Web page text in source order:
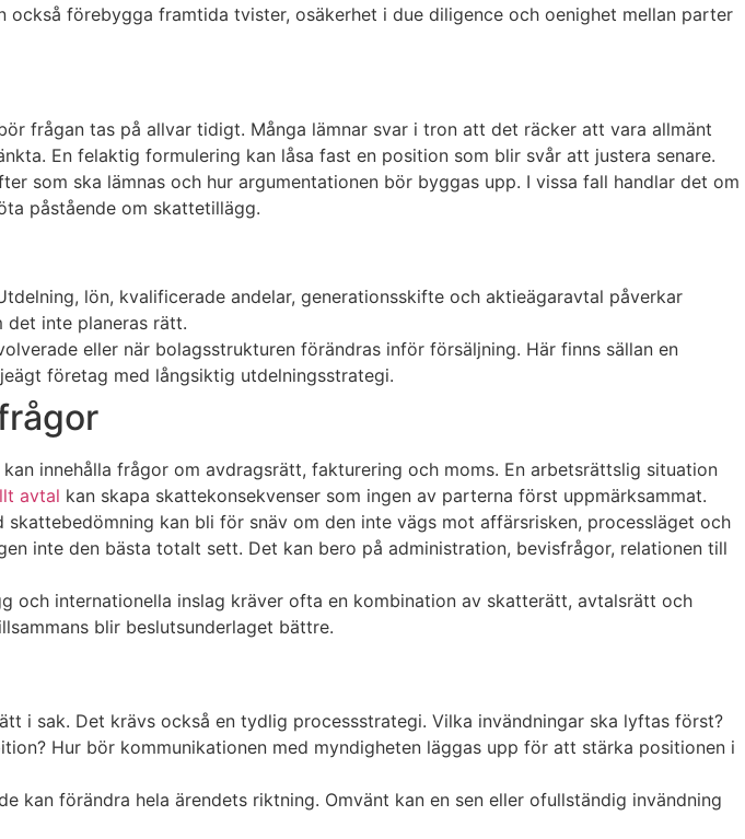
förebygga framtida tvister, osäkerhet i due diligence och oenighet mellan parter
frågan tas på allvar tidigt. Många lämnar svar i tron att det räcker att vara allmänt
En felaktig formulering kan låsa fast en position som blir svår att justera senare.
som ska lämnas och hur argumentationen bör byggas upp. I vissa fall handlar det om
påstående om skattetillägg.
lön, kvalificerade andelar, generationsskifte och aktieägaravtal påverkar
inte planeras rätt.
eller när bolagsstrukturen förändras inför försäljning. Här finns sällan en
företag med långsiktig utdelningsstrategi.
innehålla frågor om avdragsrätt, fakturering och moms. En arbetsrättslig situation
avtal kan skapa skattekonsekvenser som ingen av parterna först uppmärksammat.
kan bli för snäv om den inte vägs mot affärsrisken, processläget och
inte den bästa totalt sett. Det kan bero på administration, bevisfrågor, relationen till
och internationella inslag kräver ofta en kombination av skatterätt, avtalsrätt och
blir beslutsunderlaget bättre.
i sak. Det krävs också en tydlig processstrategi. Vilka invändningar ska lyftas först?
Hur bör kommunikationen med myndigheten läggas upp för att stärka positionen i
förändra hela ärendets riktning. Omvänt kan en sen eller ofullständig invändning